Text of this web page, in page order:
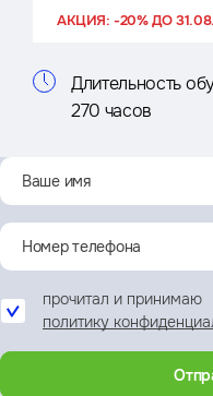
АКЦИЯ: -20% ДО
Длительность
270 часов
прочитал и принимаю
политику